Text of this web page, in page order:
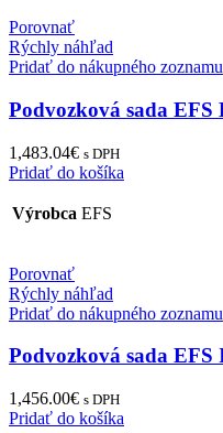
Porovnať
Rýchly náhľad
Pridať do nákupného zoznamu
Podvozková sada
1,483.04€ s DPH
Pridať do košíka
Výrobca EFS
Porovnať
Rýchly náhľad
Pridať do nákupného zoznamu
Podvozková sada
1,456.00€ s DPH
Pridať do košíka